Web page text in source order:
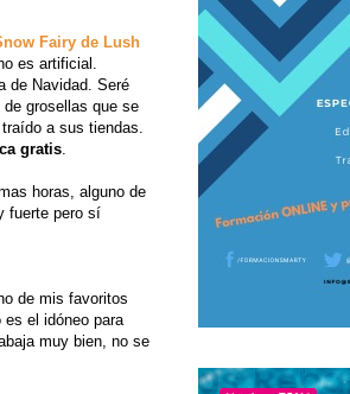
Fairy de Lush
es artificial.
de Navidad. Seré
grosellas que se
a sus tiendas.
gratis
horas, alguno de
fuerte pero sí
de mis favoritos
el idóneo para
muy bien, no se